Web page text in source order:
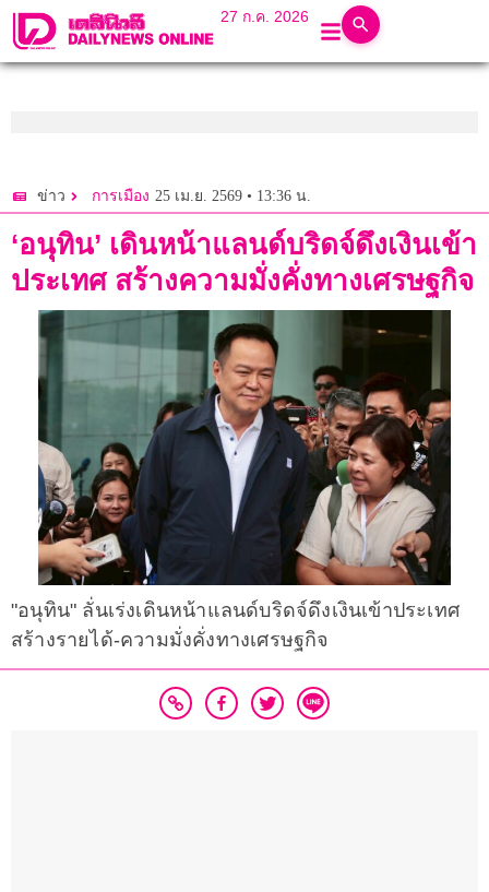
27 ก.ค. 2026
ข่าว การเมือง 25 เม.ย. 2569 • 13:36 น.
‘อนุทิน’ เดินหน้าแลนด์บริดจ์ดึงเงินเข้า
ประเทศ สร้างความมั่งคั่งทางเศรษฐกิจ
"อนุทิน" ลั่นเร่งเดินหน้าแลนด์บริดจ์ดึงเงินเข้าประเทศ
สร้างรายได้-ความมั่งคั่งทางเศรษฐกิจ